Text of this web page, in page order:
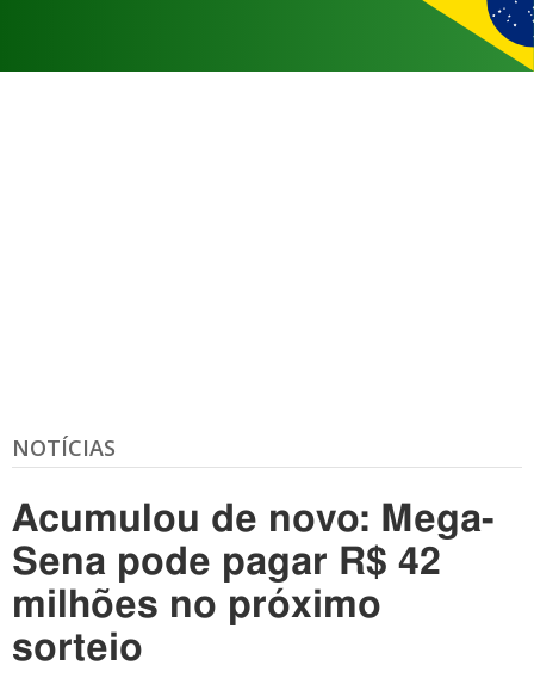
NOTÍCIAS
Acumulou de novo: Mega-
Sena pode pagar R$ 42
milhões no próximo
sorteio